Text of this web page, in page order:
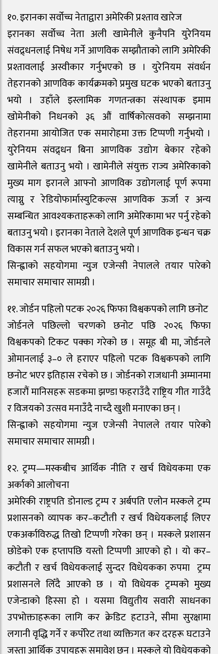
१०. इरानका सर्वोच्च नेताद्वारा अमेरिकी प्रश्ताव खारेज
इरानका सर्वोच्च नेता अली खामेनीले कुनैपनि युरेनियम
संवद्र्धनलाई निषेध गर्ने आणविक सम्झौताको लागि अमेरिकी
प्रश्तावलाई अस्वीकार गर्नुभएको छ । युरेनियम संवर्धन
तेहरानको आणविक कार्यक्रमको प्रमुख घटक भएको बताउनु
भयो । उहाँले इस्लामिक गणतन्त्रका संस्थापक इमाम
खोमेनीको निधनको ३६ औं वार्षिकोत्सवको सम्झनामा
तेहरानमा आयोजित एक समारोहमा उक्त टिप्पणी गर्नुभयो ।
युरेनियम संवद्र्धन बिना आणविक उद्योग बेकार रहेको
खामेनीले बताउनु भयो । खामेनीले संयुक्त राज्य अमेरिकाको
मुख्य माग इरानले आफ्नो आणविक उद्योगलाई पूर्ण रूपमा
त्याग्नु र रेडियोफार्मास्युटिकल्स आणविक ऊर्जा र अन्य
सम्बन्धित आवश्यकताहरूको लागि अमेरिकामा भर पर्नु रहेको
बताउनु भयो । इरानका नेताले देशले पूर्ण आणविक इन्धन चक्र
विकास गर्न सफल भएको बताउनु भयो ।
सिन्ह्वाको सहयोगमा न्युज एजेन्सी नेपालले तयार पारेको
समाचार समाचार सामग्री ।
११. जोर्डन पहिलो पटक २०२६ फिफा विश्वकपको लागि छनोट
जोर्डनले पछिल्लो चरणको छनोट पछि २०२६ फिफा
विश्वकपको टिकट पक्का गरेको छ । समूह बी मा, जोर्डनले
ओमानलाई ३–० ले हराएर पहिलो पटक विश्वकपको लागि
छनोट भएर इतिहास रचेको छ । जोर्डनको राजधानी अम्मानमा
हजारौं मानिसहरू सडकमा झण्डा फहराउँदै राष्ट्रिय गीत गाउँदै
र विजयको उत्सव मनाउँदै नाच्दै खुशी मनाएका छन् ।
सिन्ह्वाको सहयोगमा न्युज एजेन्सी नेपालले तयार पारेको
समाचार समाचार सामग्री ।
१२. ट्रम्प—मस्कबीच आर्थिक नीति र खर्च विधेयकमा एक
अर्काको आलोचना
अमेरिकी राष्ट्रपति डोनाल्ड ट्रम्प र अर्बपति एलोन मस्कले ट्रम्प
प्रशासनको व्यापक कर–कटौती र खर्च विधेयकलाई लिएर
एकअर्काविरुद्ध तिखो टिप्पणी गरेका छन् । मस्कले प्रशासन
छोडेको एक हप्तापछि यस्तो टिप्पणी आएको हो । यो कर–
कटौती र खर्च विधेयकलाई सुन्दर विधेयकका रुपमा ट्रम्प
प्रशासनले लिँदै आएको छ । यो विधेयक ट्रम्पको मुख्य
एजेन्डाको हिस्सा हो । यसमा विद्युतीय सवारी साधनका
उपभोक्ताहरूका लागि कर क्रेडिट हटाउने, सीमा सुरक्षामा
लगानी वृद्धि गर्ने र कर्पोरेट तथा व्यक्तिगत कर दरहरू घटाउने
जस्ता आर्थिक उपायहरू समावेश छन् । मस्कले यो विधेयकको